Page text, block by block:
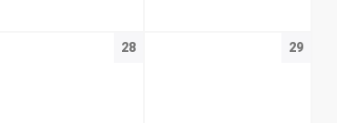
28 29